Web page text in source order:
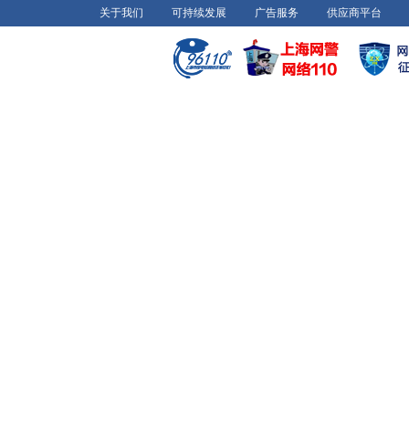
关于我们 可持续发展 广告服务 供应商平台